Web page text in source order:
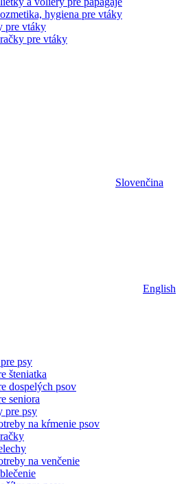
hygiena pre vtáky
pre vtáky
pre vtáky
Slovenčina
English
psy
šteniatka
dospelých psov
seniora
pre psy
na kŕmenie psov
na venčenie